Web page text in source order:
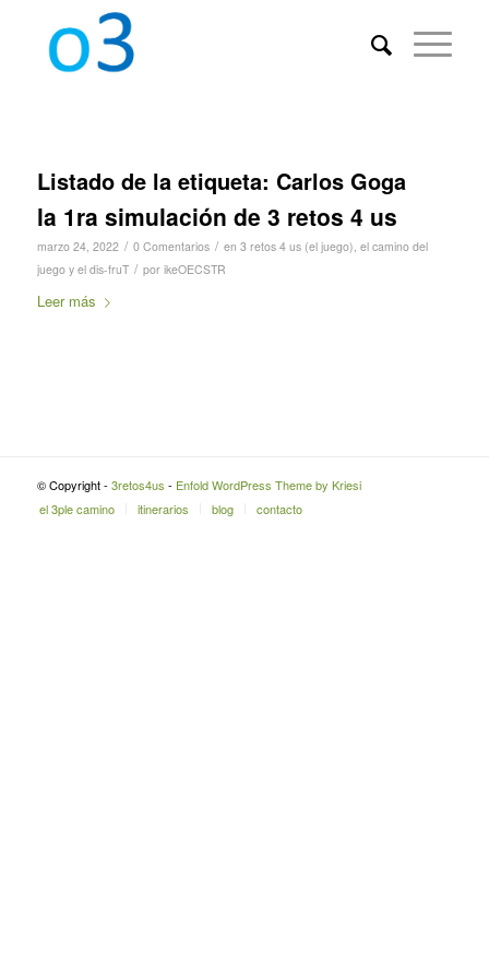
Listado de la etiqueta: Carlos Goga
la 1ra simulación de 3 retos 4 us
marzo 24, 2022 / 0 Comentarios / en 3 retos 4 us (el juego), el camino del
juego y el dis-fruT / por ikeOECSTR
Leer más
© Copyright - 3retos4us - Enfold WordPress Theme by Kriesi
el 3ple camino
itinerarios blog contacto